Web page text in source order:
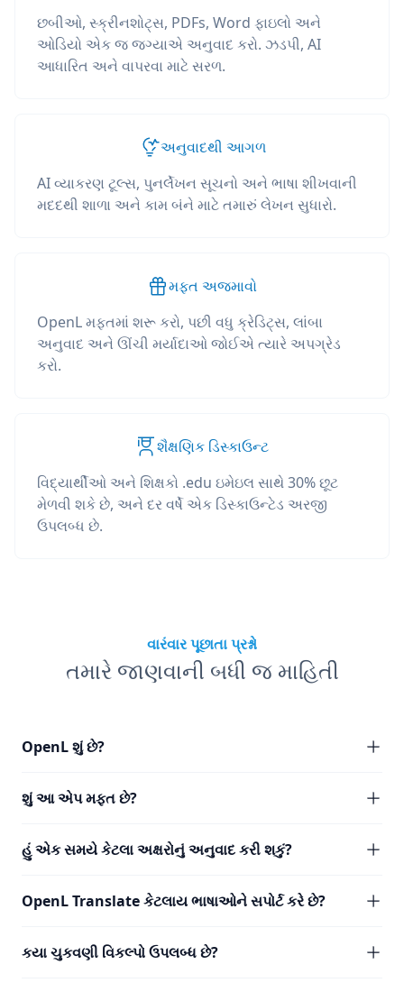
છબીઓ, સ્ક્રીનશોટ્સ, PDFs, Word ફાઇલો અને
ઓડિયો એક જ જગ્યાએ અનુવાદ કરો. ઝડપી, AI
આધારિત અને વાપરવા માટે સરળ.
અનુવાદથી આગળ
AI વ્યાકરણ ટૂલ્સ, પુનર્લેખન સૂચનો અને ભાષા શીખવાની
મદદથી શાળા અને કામ બંને માટે તમારું લેખન સુધારો.
મફત અજમાવો
OpenL મફતમાં શરૂ કરો, પછી વધુ ક્રેડિટ્સ, લાંબા
અનુવાદ અને ઊંચી મર્યાદાઓ જોઈએ ત્યારે અપગ્રેડ
કરો.
શૈક્ષણિક ડિસ્કાઉન્ટ
વિદ્યાર્થીઓ અને શિક્ષકો .edu ઇમેઇલ સાથે 30% છૂટ
મેળવી શકે છે, અને દર વર્ષે એક ડિસ્કાઉન્ટેડ અરજી
ઉપલબ્ધ છે.
વારંવાર પૂછાતા પ્રશ્નો
તમારે જાણવાની બધી જ માહિતી
OpenL શું છે?
શું આ એપ મફત છે?
હું એક સમયે કેટલા અક્ષરોનું અનુવાદ કરી શકું?
OpenL Translate કેટલાય ભાષાઓને સપોર્ટ કરે છે?
કયા ચુકવણી વિકલ્પો ઉપલબ્ધ છે?